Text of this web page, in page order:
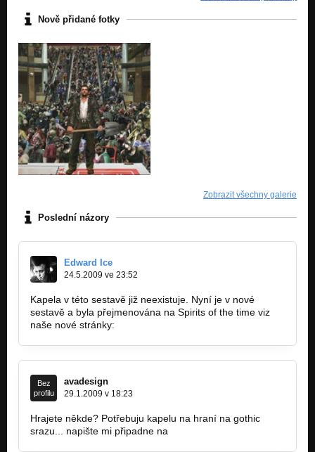
Nově přidané fotky
Zobrazit všechny galerie
Poslední názory
Edward Ice
24.5.2009 ve 23:52
Kapela v této sestavě již neexistuje. Nyní je v nové
sestavě a byla přejmenována na Spirits of the time viz
naše nové stránky:
Bez
profilu
avadesign
29.1.2009 v 18:23
Hrajete někde? Potřebuju kapelu na hraní na gothic
srazu... napište mi připadne na